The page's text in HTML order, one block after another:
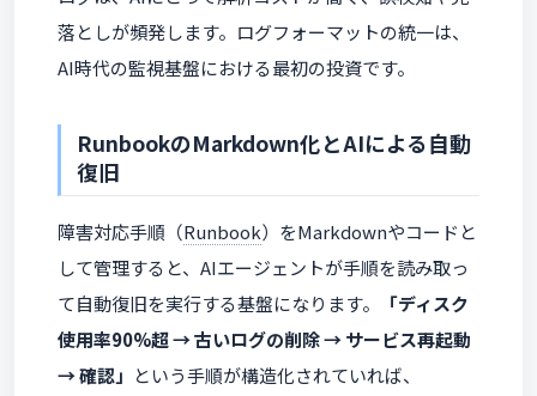
落としが頻発します。ログフォーマットの統一は、
AI時代の監視基盤における最初の投資です。
RunbookのMarkdown化とAIによる自動
復旧
障害対応手順（Runbook）をMarkdownやコードと
して管理すると、AIエージェントが手順を読み取っ
て自動復旧を実行する基盤になります。
「ディスク
使用率90%超 → 古いログの削除 → サービス再起動
→ 確認」 という手順が構造化されていれば、